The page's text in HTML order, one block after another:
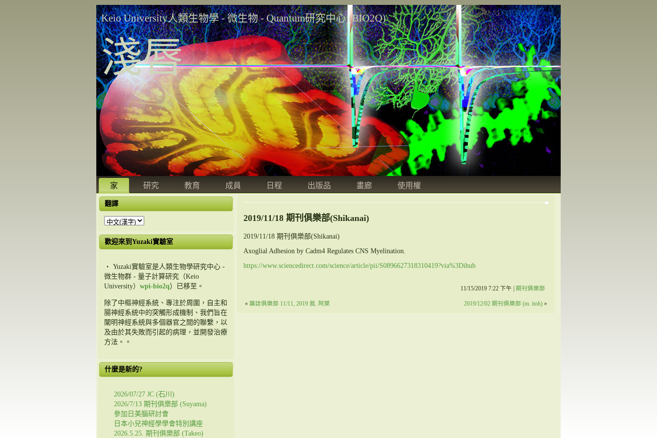
Keio University人類生物學 - 微生物 - Quantum研究中心 (BIO2Q)
淺唇
家 研究 教育 成員 日程 出版品 畫廊 使用權
翻譯
歡迎來到Yuzaki實驗室
・ Yuzaki實驗室是人類生物學研究中心 -
微生物群 - 量子計算研究（Keio
University） wpi-bio2q）已移至。
除了中樞神經系統、專注於周圍，自主和
腸神經系統中的突觸形成機制、我們旨在
闡明神經系統與多個器官之間的聯繫，以
及由於其失敗而引起的病理，並開發治療
方法。。
什麼是新的?
2026/07/27 JC (石川)
2026/7/13 期刊俱樂部 (Suyama)
參加日美腦研討會
日本小兒神經學學會特別講座
2026.5.25. 期刊俱樂部 (Takeo)
2019/11/18 期刊俱樂部(Shikanai)
2019/11/18 期刊俱樂部(Shikanai)
Axoglial Adhesion by Cadm4 Regulates CNS Myelination
https://www.sciencedirect.com/science/article/pii/S0896627318310419?via%3Dihub
11/15/2019 7:22 下午 |期刊俱樂部
« 雜誌俱樂部 11/11, 2019 我. 阿萊 2019/12/02 期刊俱樂部 (m. itoh)»